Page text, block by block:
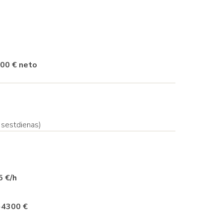
€ neto
€/h
4300 €